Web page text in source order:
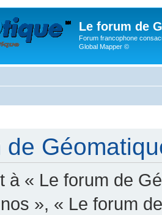
Le forum de
Forum francophone
Global Mapper ©
de
à « Le forum de
», « Le forum